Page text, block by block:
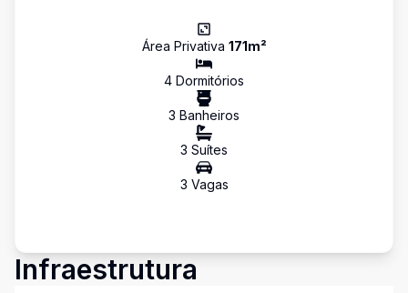
Área Privativa 171m²
4 Dormitórios
3 Banheiros
3 Suítes
3 Vagas
Infraestrutura